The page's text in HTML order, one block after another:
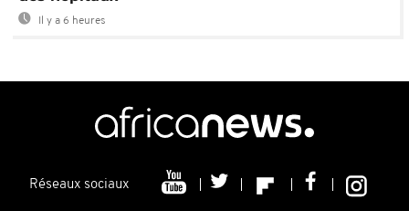
Il y a 6 heures
Réseaux sociaux